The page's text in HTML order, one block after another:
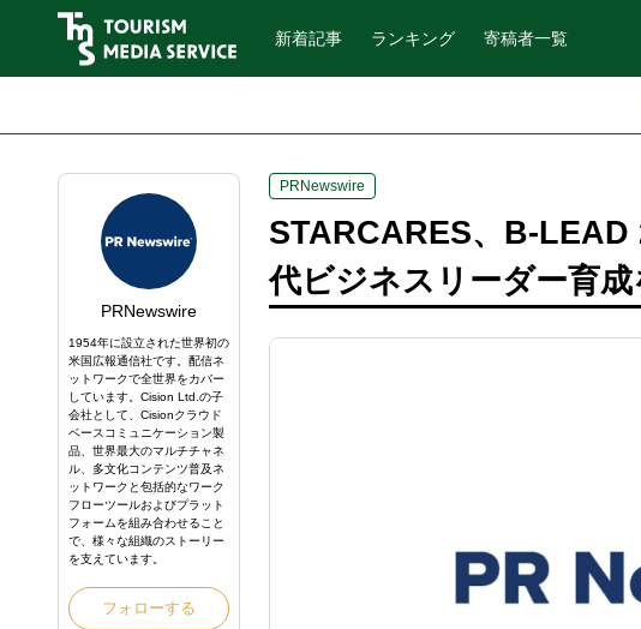
新着記事 ランキング 寄稿者一覧
PRNewswire
1954年に設立された世界初の
米国広報通信社です。配信ネ
ットワークで全世界をカバー
しています。Cision Ltd.の子
会社として、Cisionクラウド
ベースコミュニケーション製
品、世界最大のマルチチャネ
ル、多文化コンテンツ普及ネ
ットワークと包括的なワーク
フローツールおよびプラット
フォームを組み合わせること
で、様々な組織のストーリー
を支えています。
フォローする
PRNewswire
STARCARES、B-
代ビジネスリーダー育成